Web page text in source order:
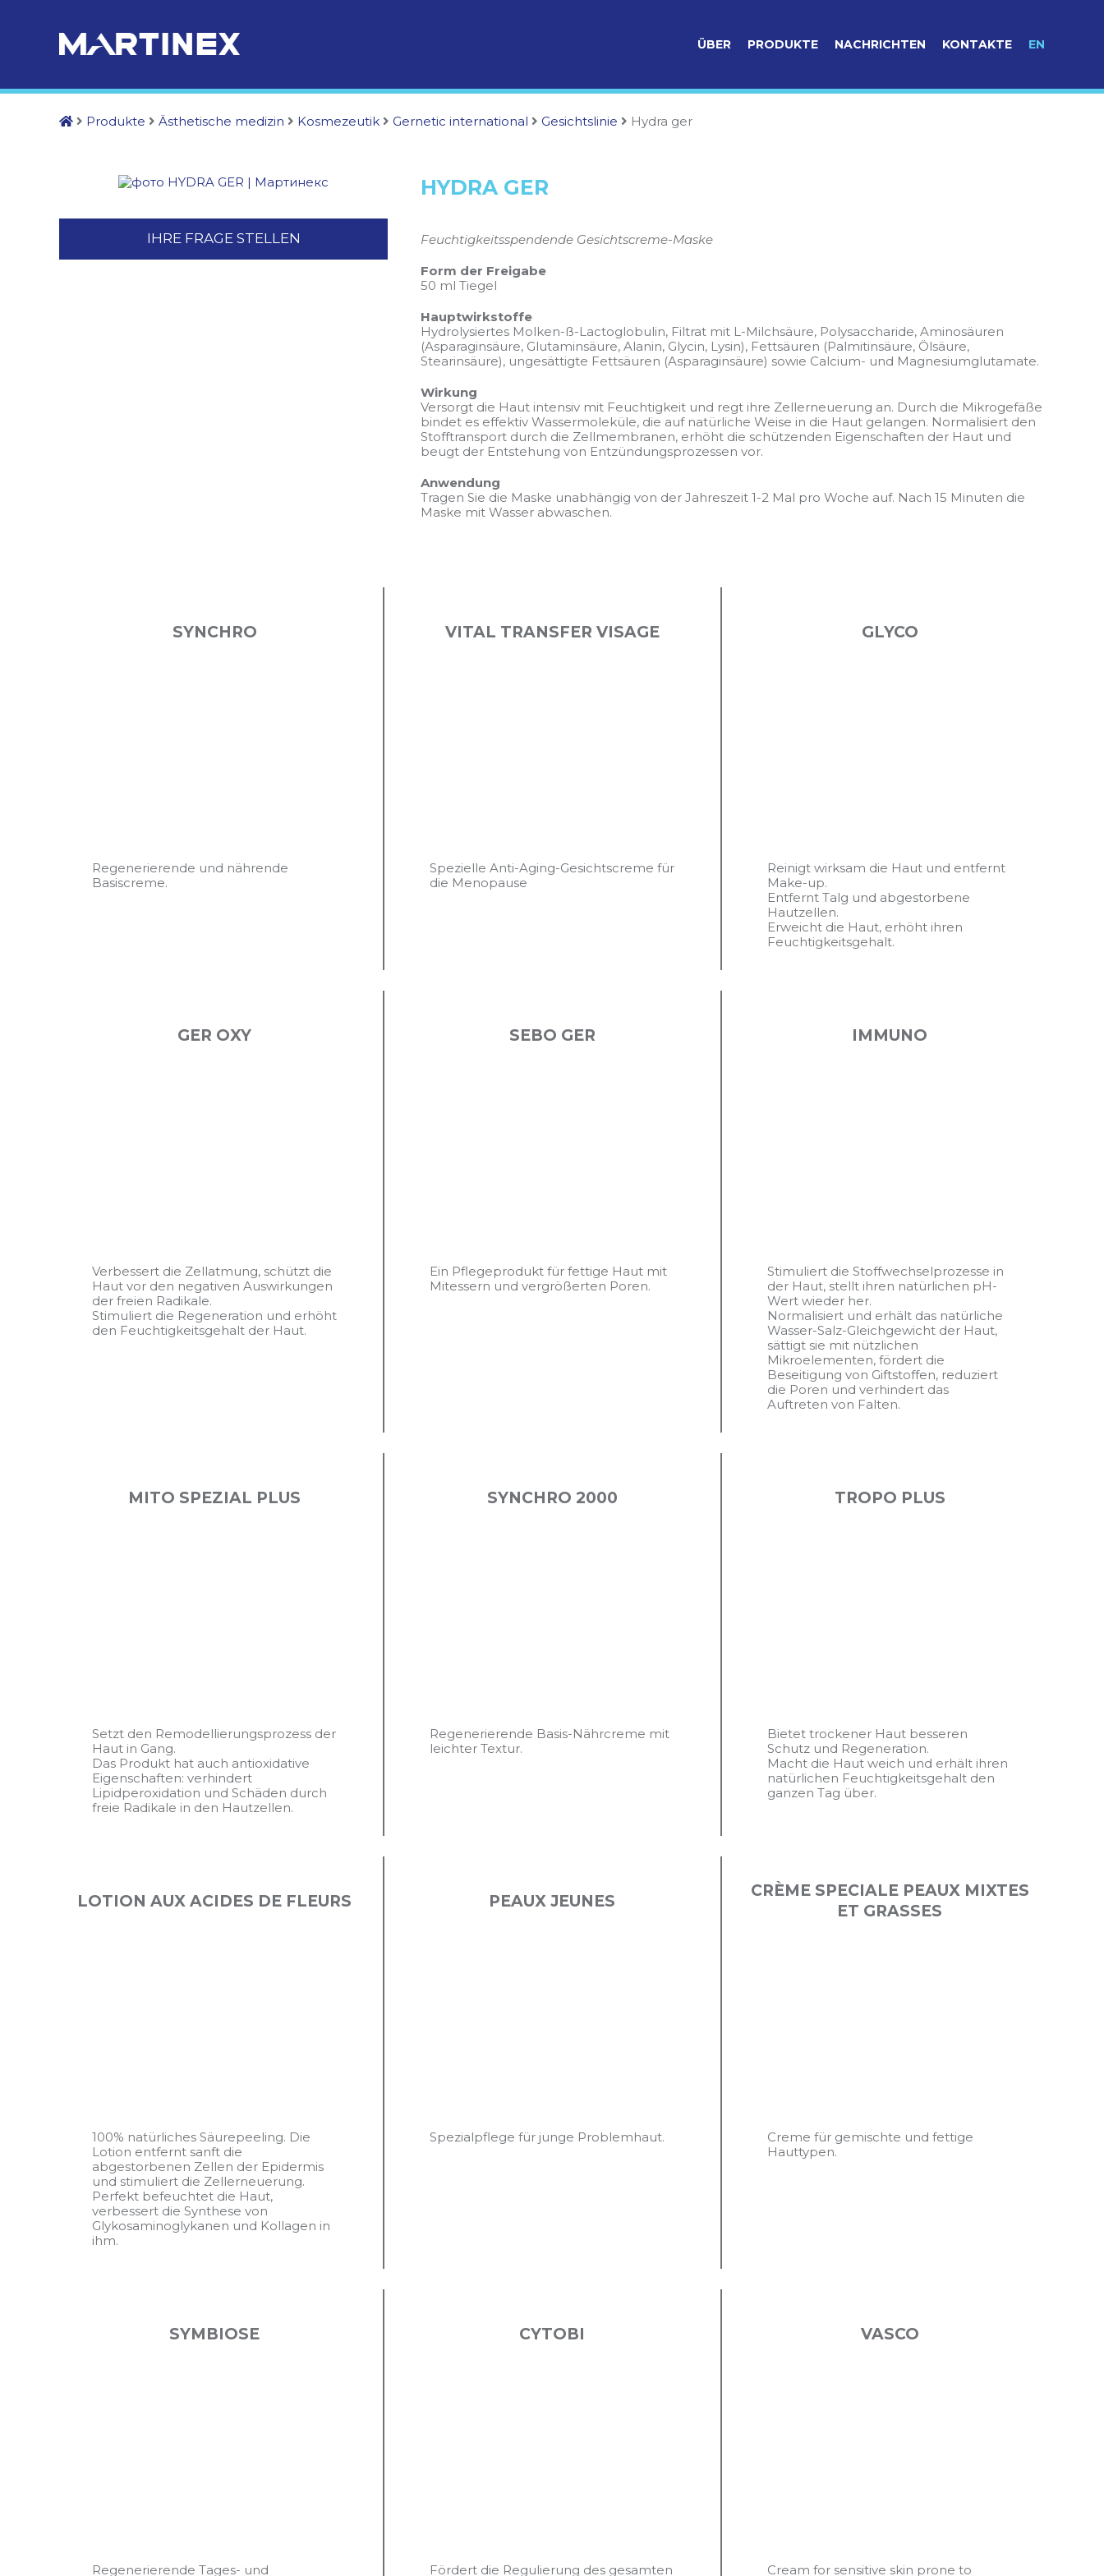
ÜBER PRODUKTE NACHRICHTEN KONTAKTE EN
Produkte Ästhetische medizin Kosmezeutik Gernetic international Gesichtslinie Hydra ger
IHRE FRAGE STELLEN
HYDRA GER
Feuchtigkeitsspendende Gesichtscreme-Maske
Form der Freigabe
50 ml Tiegel
Hauptwirkstoffe
Hydrolysiertes Molken-ß-Lactoglobulin, Filtrat mit L-Milchsäure, Polysaccharide, Aminosäuren
(Asparaginsäure, Glutaminsäure, Alanin, Glycin, Lysin), Fettsäuren (Palmitinsäure, Ölsäure,
Stearinsäure), ungesättigte Fettsäuren (Asparaginsäure) sowie Calcium- und Magnesiumglutamate.
Wirkung
Versorgt die Haut intensiv mit Feuchtigkeit und regt ihre Zellerneuerung an. Durch die Mikrogefäße
bindet es effektiv Wassermoleküle, die auf natürliche Weise in die Haut gelangen. Normalisiert den
Stofftransport durch die Zellmembranen, erhöht die schützenden Eigenschaften der Haut und
beugt der Entstehung von Entzündungsprozessen vor.
Anwendung
Tragen Sie die Maske unabhängig von der Jahreszeit 1-2 Mal pro Woche auf. Nach 15 Minuten die
Maske mit Wasser abwaschen.
SYNCHRO
Regenerierende und nährende
Basiscreme.
VITAL TRANSFER VISAGE
Spezielle Anti-Aging-Gesichtscreme für
die Menopause
GLYCO
Reinigt wirksam die Haut und entfernt
Make-up.
Entfernt Talg und abgestorbene
Hautzellen.
Erweicht die Haut, erhöht ihren
Feuchtigkeitsgehalt.
GER OXY
Verbessert die Zellatmung, schützt die
Haut vor den negativen Auswirkungen
der freien Radikale.
Stimuliert die Regeneration und erhöht
den Feuchtigkeitsgehalt der Haut.
SEBO GER
Ein Pflegeprodukt für fettige Haut mit
Mitessern und vergrößerten Poren.
IMMUNO
Stimuliert die Stoffwechselprozesse in
der Haut, stellt ihren natürlichen pH-
Wert wieder her.
Normalisiert und erhält das natürliche
Wasser-Salz-Gleichgewicht der Haut,
sättigt sie mit nützlichen
Mikroelementen, fördert die
Beseitigung von Giftstoffen, reduziert
die Poren und verhindert das
Auftreten von Falten.
MITO SPEZIAL PLUS
Setzt den Remodellierungsprozess der
Haut in Gang.
Das Produkt hat auch antioxidative
Eigenschaften: verhindert
Lipidperoxidation und Schäden durch
freie Radikale in den Hautzellen.
SYNCHRO 2000
Regenerierende Basis-Nährcreme mit
leichter Textur.
TROPO PLUS
Bietet trockener Haut besseren
Schutz und Regeneration.
Macht die Haut weich und erhält ihren
natürlichen Feuchtigkeitsgehalt den
ganzen Tag über.
LOTION AUX ACIDES DE FLEURS
100% natürliches Säurepeeling. Die
Lotion entfernt sanft die
abgestorbenen Zellen der Epidermis
und stimuliert die Zellerneuerung.
Perfekt befeuchtet die Haut,
verbessert die Synthese von
Glykosaminoglykanen und Kollagen in
ihm.
PEAUX JEUNES
Spezialpflege für junge Problemhaut.
CRÈME SPECIALE PEAUX MIXTES
ET GRASSES
Creme für gemischte und fettige
Hauttypen.
SYMBIOSE
Regenerierende Tages- und
CYTOBI
Fördert die Regulierung des gesamten
VASCO
Cream for sensitive skin prone to